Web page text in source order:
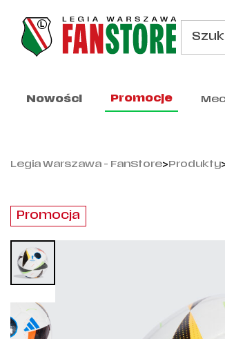
Nowości Promocje
Legia Warszawa - FanStore>Produkty
Promocja